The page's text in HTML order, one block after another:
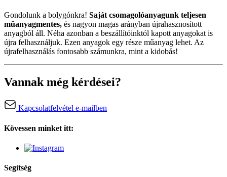
Gondolunk a bolygónkra! Saját csomagolóanyagunk teljesen
műanyagmentes, és nagyon magas arányban újrahasznosított
anyagból áll. Néha azonban a beszállítóinktól kapott anyagokat is
újra felhasználjuk. Ezen anyagok egy része műanyag lehet. Az
újrafelhasználás fontosabb számunkra, mint a kidobás!
Vannak még kérdései?
Kapcsolatfelvétel e-mailben
Kövessen minket itt:
Segítség